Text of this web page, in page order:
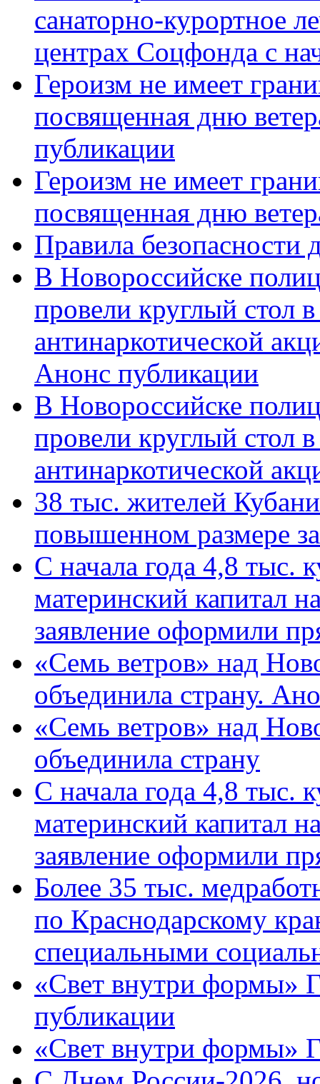
санаторно-курортное
центрах Соцфонда с
Героизм не имеет
посвященная дню
публикации
Героизм не имеет
посвященная дню
Правила безопасности
В Новороссийске
провели круглый стол
антинаркотической
Анонс публикации
В Новороссийске
провели круглый стол
антинаркотической
38 тыс. жителей
повышенном размере
С начала года 4,8 тыс.
материнский капитал
заявление оформили
«Семь ветров» над
объединила страну.
«Семь ветров» над
объединила страну
С начала года 4,8 тыс.
материнский капитал
заявление оформили
Более 35 тыс.
по Краснодарскому
специальными
«Свет внутри формы»
публикации
«Свет внутри формы»